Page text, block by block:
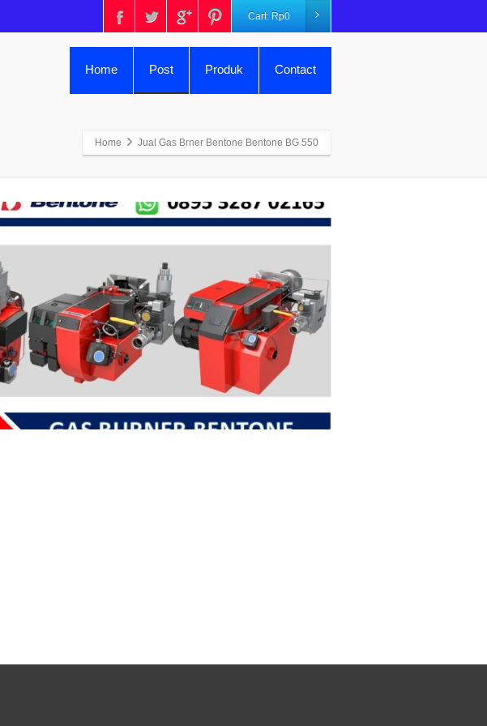
Cart: Rp0
Home Post Produk Contact
Home Jual Gas Brner Bentone Bentone BG 550